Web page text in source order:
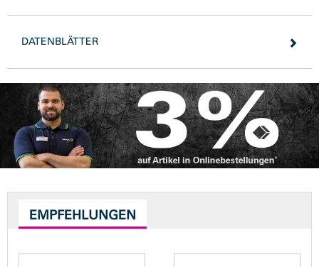
DATENBLÄTTER
EMPFEHLUNGEN